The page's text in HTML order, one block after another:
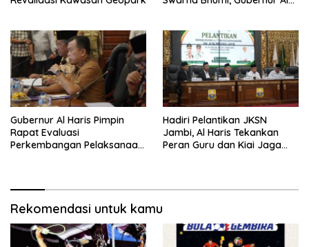
Gubernur Al Haris Pimpin
Rapat Evaluasi
Perkembangan Pelaksanaan
Hadiri Pelantikan JKSN
Jambi, Al Haris Tekankan
Peran Guru dan Kiai Jaga
Rekomendasi untuk kamu